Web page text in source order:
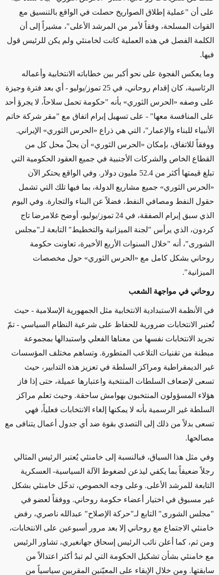
على أن "عملية إطلاق الصواريخ حصلت في الواقع بالتنسيق مع
القوات المسلحة، وفقاً لأمر من المرشد الأعلى"، مشيراً إلى أن
الكلمة الفصل في هذه العملية كانت لخامنئي ولم يكن للرئيس قول
فيها.
وما يعكس الفجوة على نحو أكبر بين خطاباته الانتخابية وأعماله
الرئاسية، كان إقدام روحاني، في 25 تموز/يوليو - أي بعد فترة وجيزة
على وصفه «الحرس الثوري» بأنه "حكومة تحمل سلاحاً، لا يجرؤ أحد
على المنافسة معها" - على تسهيل إبرام اتفاق مع "مقر شركة خاتم
الأنبياء للبناء والإعمار"، التي هي ذراع «الحرس الثوري» الإيراني.
ووفقاً للاتفاق، بإمكان «الحرس الثوري» أن يحلّ محل كل من
القطاع الخاص والشركات الأجنبية في جميع العقود الحكومية التي
تبلغ قيمتها أكثر من 52.4 مليون دولار. وفي الواقع يحتكر الآن
«الحرس الثوري» جميع مشاريع الدولة، بما فيها تلك التي تشمل
حقول النفط ومصافي النفط، فضلاً عن البناء والتجارة. وفي اليوم
الذي سبق إبرام الصفقة، في 24 تموز/يوليو، أوضح غلامرضا تاج
كردون، الذي يرأس "لجنة الميزانية والتخطيط" التابعة لـ"مجلس
الشورى"، أنه "خلال السنوات الأربع الأخيرة، تعاونت حكومة
روحاني بشكل كامل مع «الحرس الثوري» حول مخصصات
الميزانية".
روحاني في مواجهة الشعب
في الأنظمة الاستبدادية الانتخابية مثل الجمهورية الإسلامية - حيث
تُعتبر الانتخابات ضرورية للحفاظ على شرعية النظام السياسي - تمّ
تجريد الانتخابات نفسها من معناها الفعلي واستبدالها بمجموعة
مبطنة من تقنيات التلاعب المتطورة. وتساهم مختلف المؤسسات
غير الديمقراطية ومراكز السلطة في تعزيز هذه التدابير، حيث
تسعى لإضعاف السلطات المنتخبة واعتبارها عميلة، حتى إذا فاز
هؤلاء المسؤولون المنتخبون بهوامش ساحقة. وحيث تعلم مراكز
السلطة غير الرسمية بأنه لا يمكنها إلغاء الانتخابات فعلياً، فهي
تسعى بدلاً من ذلك إلى التصدي بقوة ضد أي جدول أعمال يتنافى مع
مصالحها.
وفي مثل هذا السياق، فبالنسبة إلى خامنئي يُعتبر الرئيس المثالي
رجلاً ضعيفاً بما يكفي ليذعن لضغوط الآلة السياسية- العسكرية
التابعة للمرشد الأعلى. وعلى وجه الخصوص، تدخّل خامنئي بشكل
غير مسبوق في اختيار أعضاء حكومة روحاني. ووفقاً لعضو في
"مجلس الشورى" التابع لـ"حركة الإصلاح" عبدالله ناصري، رفض
خامنئي الاجتماع مع روحاني إلا بعد مرور أسبوعين على الانتخابات،
ومن ثم، كما أعلن نائب الرئيس إسحاق جهانغيري، تشاور الرئيس
مع خامنئي بشأن تشكيل الحكومة التي لم تبدُ أكثر اعتدالاً من
سابقتها. ومن خلال الإبقاء على المعيّنين المقربين سياسياً من